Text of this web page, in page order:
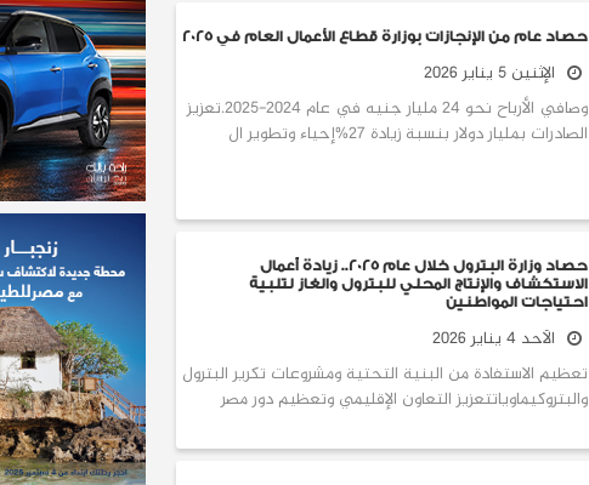
حصاد عام من الإنجازات بوزارة قطاع الأعمال العام في 2025
الإثنين 5 يناير 2026
وصافي الأرباح نحو 24 مليار جنيه في عام 2024-2025.تعزيز
الصادرات بمليار دولار بنسبة زيادة 27%إحياء وتطوير ال
حصاد وزارة البترول خلال عام 2025.. زيادة أعمال
الاستكشاف والإنتاج المحلي للبترول والغاز لتلبية
احتياجات المواطنين
الأحد 4 يناير 2026
تعظيم الاستفادة من البنية التحتية ومشروعات تكرير البترول
والبتروكيماوياتتعزيز التعاون الإقليمي وتعظيم دور مصر